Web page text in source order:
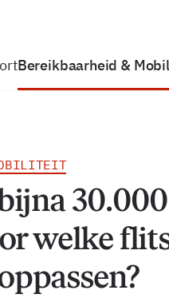
Bereikbaarheid &
welke